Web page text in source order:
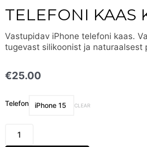
TELEFONI KAAS
Vastupidav iPhone telefoni kaas.
tugevast silikoonist ja naturaalsest
€25.00
Telefon CLEAR
Telefoni
quantity